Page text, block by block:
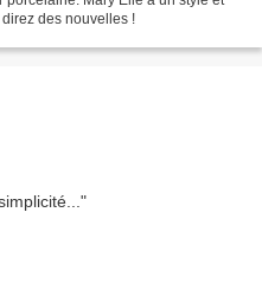
des nouvelles !